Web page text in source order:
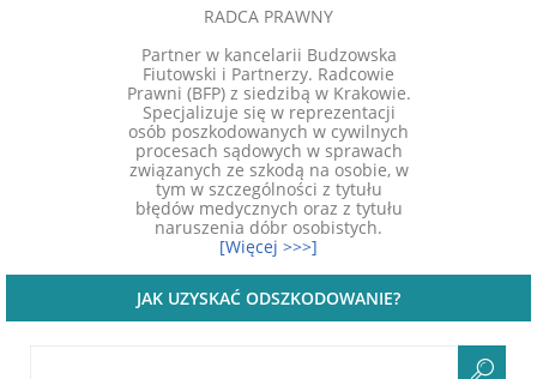
RADCA PRAWNY
Partner w kancelarii Budzowska
Fiutowski i Partnerzy. Radcowie
Prawni (BFP) z siedzibą w Krakowie.
Specjalizuje się w reprezentacji
osób poszkodowanych w cywilnych
procesach sądowych w sprawach
związanych ze szkodą na osobie, w
tym w szczególności z tytułu
błędów medycznych oraz z tytułu
naruszenia dóbr osobistych.
[Więcej >>>]
JAK UZYSKAĆ ODSZKODOWANIE?